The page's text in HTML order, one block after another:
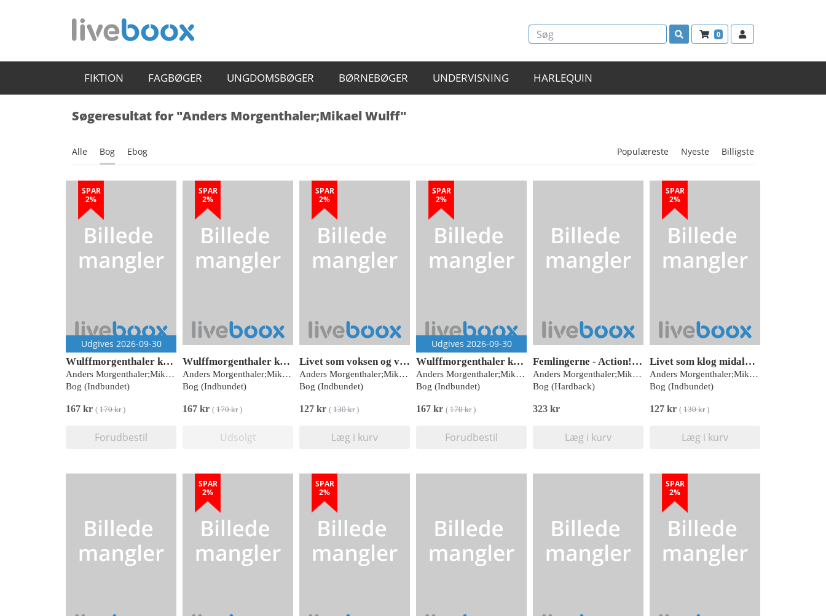
0
FIKTION FAGBØGER UNGDOMSBØGER BØRNEBØGER UNDERVISNING HARLEQUIN
Søgeresultat for "Anders Morgenthaler;Mikael Wulff"
Alle Bog Ebog Populæreste Nyeste Billigste
SPAR
2%
Udgives 2026-09-30
Wulffmorgenthaler kalender 2027
Anders Morgenthaler;Mikael Wulff
Bog (Indbundet)
167 kr ( 170 kr)
Forudbestil
SPAR
2%
Wulffmorgenthaler kalender 2026
Anders Morgenthaler;Mikael Wulff
Bog (Indbundet)
167 kr ( 170 kr)
Udsolgt
SPAR
2%
Livet som voksen og virkelig træt
Anders Morgenthaler;Mikael Wulff
Bog (Indbundet)
127 kr ( 130 kr)
Læg i kurv
SPAR
2%
Udgives 2026-09-30
Wulffmorgenthaler kalender 2027
Anders Morgenthaler;Mikael Wulff
Bog (Indbundet)
167 kr ( 170 kr)
Forudbestil
Femlingerne - Action! Spænding! Biljagter!
Anders Morgenthaler;Mikael Wulff
Bog (Hardback)
323 kr
Læg i kurv
SPAR
2%
Livet som klog midaldrende mand
Anders Morgenthaler;Mikael Wulff
Bog (Indbundet)
127 kr ( 130 kr)
Læg i kurv
SPAR
2%
SPAR
2%
SPAR
2%